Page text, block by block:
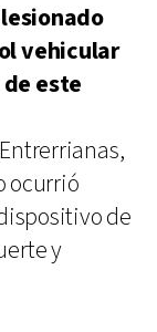
vehicular
este
ocurrió
de
y